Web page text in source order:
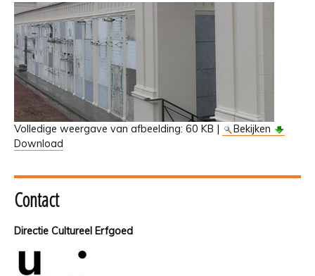
Volledige weergave van afbeelding: 60 KB |
Bekijken
Download
Contact
Directie Cultureel Erfgoed